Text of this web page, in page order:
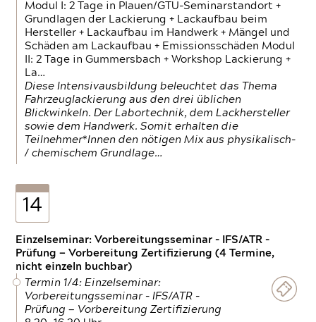
Modul I: 2 Tage in Plauen/GTÜ-Seminarstandort +
Grundlagen der Lackierung + Lackaufbau beim
Hersteller + Lackaufbau im Handwerk + Mängel und
Schäden am Lackaufbau + Emissionsschäden Modul
II: 2 Tage in Gummersbach + Workshop Lackierung +
La…
Diese Intensivausbildung beleuchtet das Thema
Fahrzeuglackierung aus den drei üblichen
Blickwinkeln. Der Labortechnik, dem Lackhersteller
sowie dem Handwerk. Somit erhalten die
Teilnehmer*Innen den nötigen Mix aus physikalisch-
/ chemischem Grundlage…
14
Einzelseminar: Vorbereitungsseminar - IFS/ATR -
Prüfung — Vorbereitung Zertifizierung (4 Termine,
nicht einzeln buchbar)
Termin 1/4: Einzelseminar:
Vorbereitungsseminar - IFS/ATR -
Prüfung — Vorbereitung Zertifizierung